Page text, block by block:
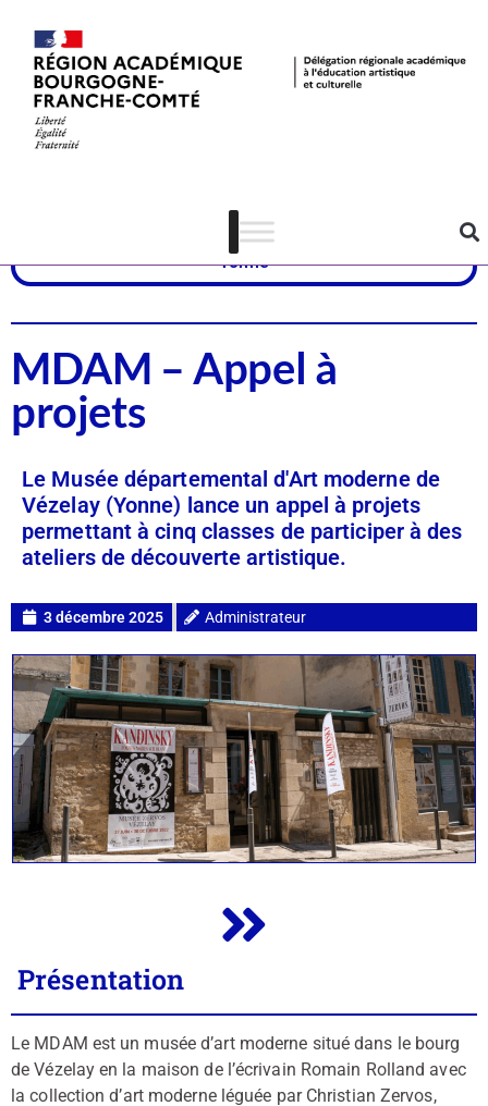
Yonne
MDAM – Appel à
projets
Le Musée départemental d'Art moderne de
Vézelay (Yonne) lance un appel à projets
permettant à cinq classes de participer à des
ateliers de découverte artistique.
3 décembre 2025 Administrateur
Présentation
Le MDAM est un musée d’art moderne situé dans le bourg
de Vézelay en la maison de l’écrivain Romain Rolland avec
la collection d’art moderne léguée par Christian Zervos,